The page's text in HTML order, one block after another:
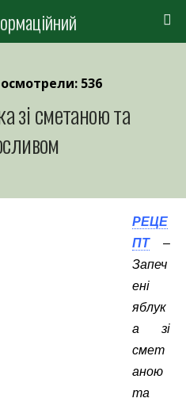
536
зі сметаною та
РЕЦЕ
ПТ–
Запеч
ені
яблук
а зі
смет
аною
та